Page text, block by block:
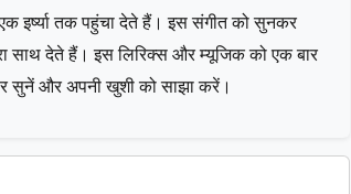
इर्ष्या तक पहुंचा देते हैं। इस संगीत को सुनकर
साथ देते हैं। इस लिरिक्स और म्यूजिक को एक बार
सुनें और अपनी खुशी को साझा करें।